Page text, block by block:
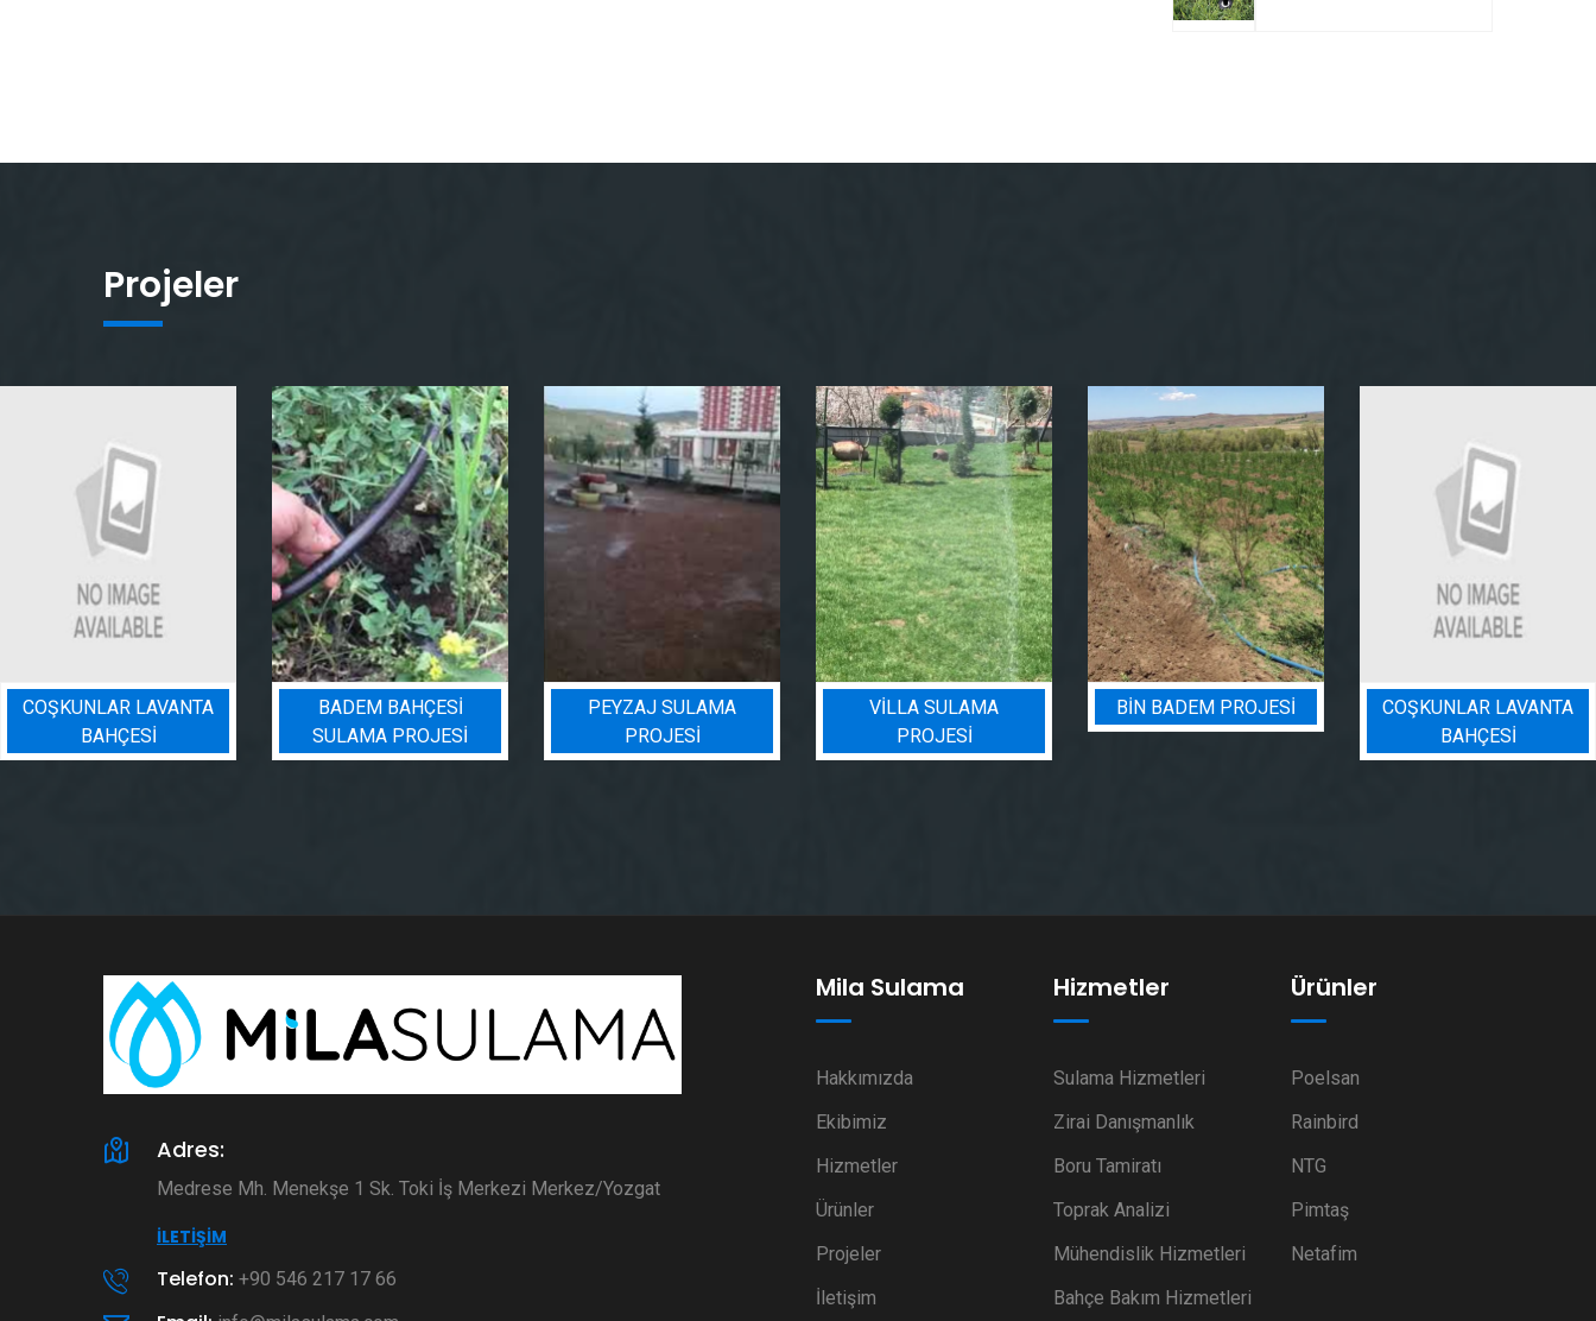
Projeler
COŞKUNLAR LAVANTA
BAHÇESİ
BADEM BAHÇESI
SULAMA PROJESI
PEYZAJ SULAMA
PROJESI
VILLA SULAMA
PROJESI
BIN BADEM PROJESI
COŞKUNLAR LAVANTA
BAHÇESİ
Adres:
Medrese Mh. Menekşe 1 Sk. Toki İş Merkezi Merkez/Yozgat
İLETIŞIM
Telefon: +90 546 217 17 66
Mila Sulama
Hakkımızda
Ekibimiz
Hizmetler
Ürünler
Projeler
İletişim
Hizmetler
Sulama Hizmetleri
Zirai Danışmanlık
Boru Tamiratı
Toprak Analizi
Mühendislik Hizmetleri
Bahçe Bakım Hizmetleri
Ürünler
Poelsan
Rainbird
NTG
Pimtaş
Netafim